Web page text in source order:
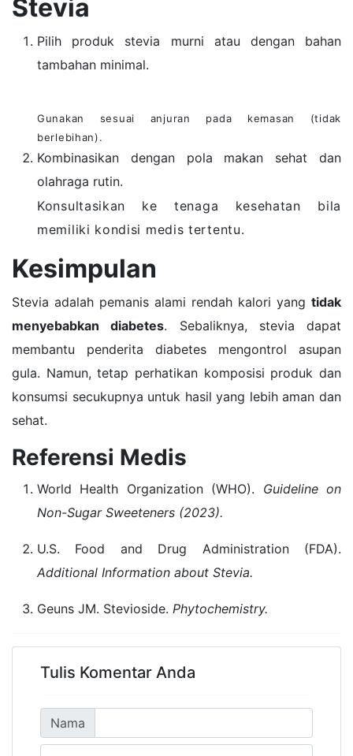
Stevia
Pilih produk stevia murni atau dengan bahan
tambahan minimal.
Gunakan sesuai anjuran pada kemasan (tidak
berlebihan).
Kombinasikan dengan pola makan sehat dan
olahraga rutin.
Konsultasikan ke tenaga kesehatan bila
memiliki kondisi medis tertentu.
Kesimpulan
Stevia adalah pemanis alami rendah kalori yang tidak
menyebabkan diabetes. Sebaliknya, stevia dapat
membantu penderita diabetes mengontrol asupan
gula. Namun, tetap perhatikan komposisi produk dan
konsumsi secukupnya untuk hasil yang lebih aman dan
sehat.
Referensi Medis
World Health Organization (WHO). Guideline on
Non-Sugar Sweeteners (2023).
U.S. Food and Drug Administration (FDA).
Additional Information about Stevia.
Geuns JM. Stevioside. Phytochemistry.
Tulis Komentar Anda
Nama